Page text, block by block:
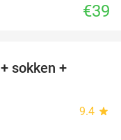
€39
sokken +
9.4 star